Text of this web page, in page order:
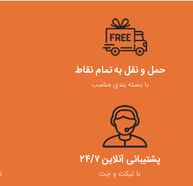
حمل و نقل به تمام نقاط
با بسته بندی مناسب
پشتیبانی آنلاین ۲۴/۷
با تیکت و چت